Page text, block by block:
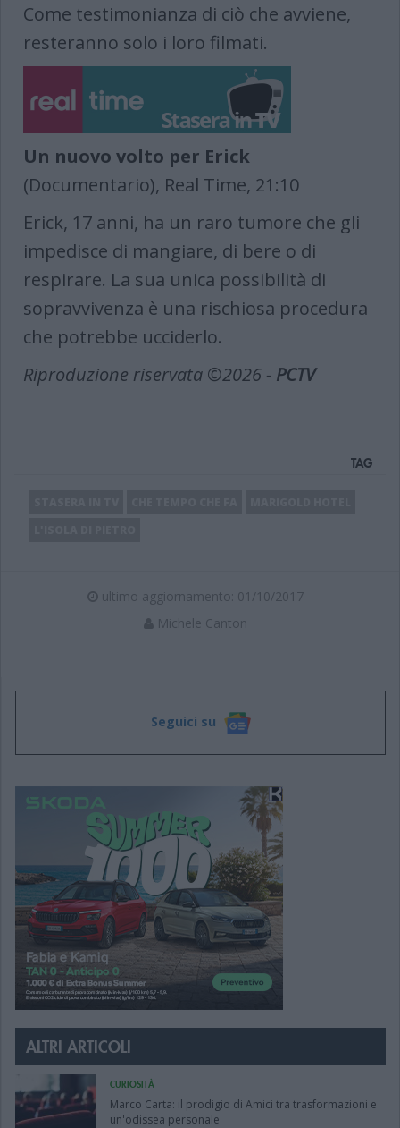
Come testimonianza di ciò che avviene,
resteranno solo i loro filmati.
Un nuovo volto per Erick
(Documentario), Real Time, 21:10
Erick, 17 anni, ha un raro tumore che gli
impedisce di mangiare, di bere o di
respirare. La sua unica possibilità di
sopravvivenza è una rischiosa procedura
che potrebbe ucciderlo.
Riproduzione riservata ©2026 - PCTV
TAG
ultimo aggiornamento: 01/10/2017
Michele Canton
Seguici su
ALTRI ARTICOLI
CURIOSITÀ
Marco Carta: il prodigio di Amici tra trasformazioni e
un'odissea personale